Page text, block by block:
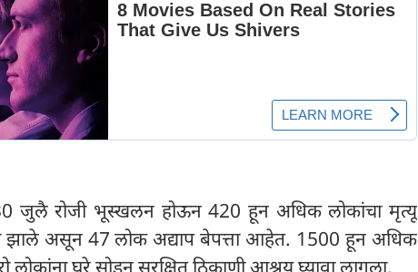
30 जुलै रोजी भूस्खलन होऊन 420 हून अधिक लोकांचा मृत्यू
असून 47 लोक अद्याप बेपत्ता आहेत. 1500 हून अधिक
घरे सोडून सुरक्षित ठिकाणी आश्रय घ्यावा लागला.